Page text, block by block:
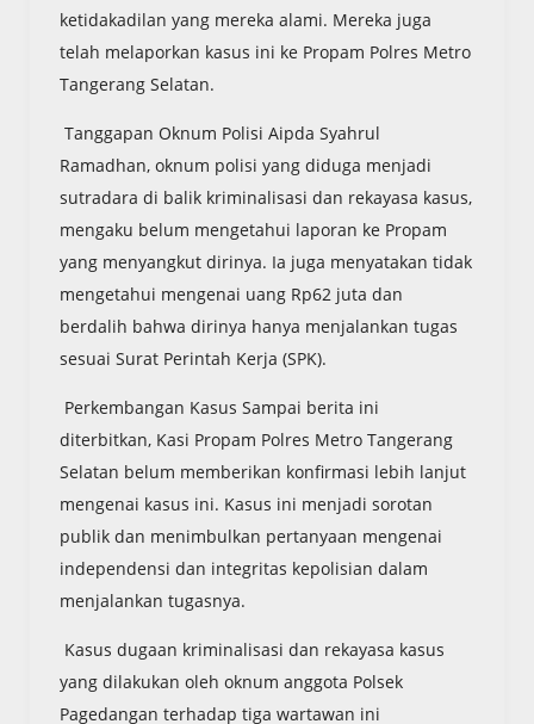
ketidakadilan yang mereka alami. Mereka juga
telah melaporkan kasus ini ke Propam Polres Metro
Tangerang Selatan.
Tanggapan Oknum Polisi Aipda Syahrul
Ramadhan, oknum polisi yang diduga menjadi
sutradara di balik kriminalisasi dan rekayasa kasus,
mengaku belum mengetahui laporan ke Propam
yang menyangkut dirinya. Ia juga menyatakan tidak
mengetahui mengenai uang Rp62 juta dan
berdalih bahwa dirinya hanya menjalankan tugas
sesuai Surat Perintah Kerja (SPK).
Perkembangan Kasus Sampai berita ini
diterbitkan, Kasi Propam Polres Metro Tangerang
Selatan belum memberikan konfirmasi lebih lanjut
mengenai kasus ini. Kasus ini menjadi sorotan
publik dan menimbulkan pertanyaan mengenai
independensi dan integritas kepolisian dalam
menjalankan tugasnya.
Kasus dugaan kriminalisasi dan rekayasa kasus
yang dilakukan oleh oknum anggota Polsek
Pagedangan terhadap tiga wartawan ini